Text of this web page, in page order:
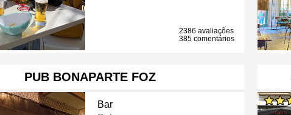
2386 avaliações
385 comentários
PUB BONAPARTE FOZ
Bar